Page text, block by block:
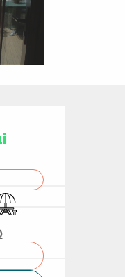
enfants / Espace
de pique nique